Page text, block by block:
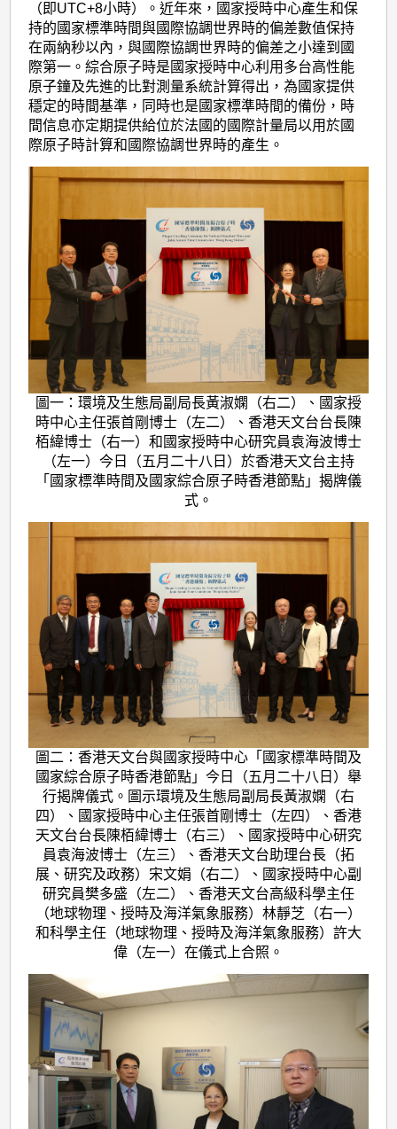
（即UTC+8小時）。近年來，國家授時中心產生和保
持的國家標準時間與國際協調世界時的偏差數值保持
在兩納秒以內，與國際協調世界時的偏差之小達到國
際第一。綜合原子時是國家授時中心利用多台高性能
原子鐘及先進的比對測量系統計算得出，為國家提供
穩定的時間基準，同時也是國家標準時間的備份，時
間信息亦定期提供給位於法國的國際計量局以用於國
際原子時計算和國際協調世界時的產生。
圖一：環境及生態局副局長黃淑嫻（右二）、國家授
時中心主任張首剛博士（左二）、香港天文台台長陳
栢緯博士（右一）和國家授時中心研究員袁海波博士
（左一）今日（五月二十八日）於香港天文台主持
「國家標準時間及國家綜合原子時香港節點」揭牌儀
式。
圖二：香港天文台與國家授時中心「國家標準時間及
國家綜合原子時香港節點」今日（五月二十八日）舉
行揭牌儀式。圖示環境及生態局副局長黃淑嫻（右
四）、國家授時中心主任張首剛博士（左四）、香港
天文台台長陳栢緯博士（右三）、國家授時中心研究
員袁海波博士（左三）、香港天文台助理台長（拓
展、研究及政務）宋文娟（右二）、國家授時中心副
研究員樊多盛（左二）、香港天文台高級科學主任
（地球物理、授時及海洋氣象服務）林靜芝（右一）
和科學主任（地球物理、授時及海洋氣象服務）許大
偉（左一）在儀式上合照。